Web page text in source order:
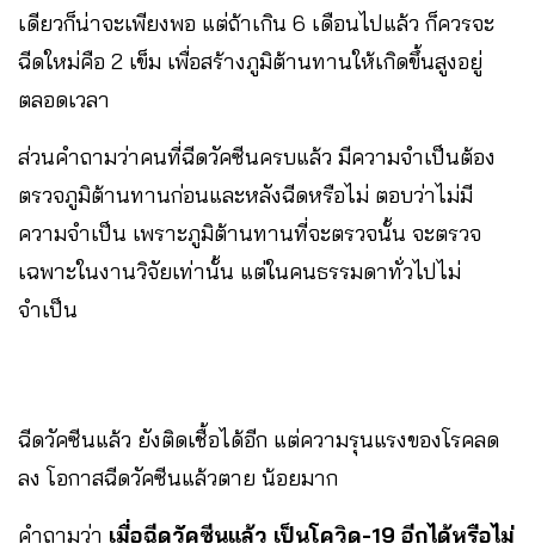
เดียวก็น่าจะเพียงพอ แต่ถ้าเกิน 6 เดือนไปแล้ว ก็ควรจะ
ฉีดใหม่คือ 2 เข็ม เพื่อสร้างภูมิต้านทานให้เกิดขึ้นสูงอยู่
ตลอดเวลา
ส่วนคำถามว่าคนที่ฉีดวัคซีนครบแล้ว มีความจำเป็นต้อง
ตรวจภูมิต้านทานก่อนและหลังฉีดหรือไม่ ตอบว่าไม่มี
ความจำเป็น เพราะภูมิต้านทานที่จะตรวจนั้น จะตรวจ
เฉพาะในงานวิจัยเท่านั้น แต่ในคนธรรมดาทั่วไปไม่
จำเป็น
ฉีดวัคซีนแล้ว ยังติดเชื้อได้อีก แต่ความรุนแรงของโรคลด
ลง โอกาสฉีดวัคซีนแล้วตาย น้อยมาก
คำถามว่า เมื่อฉีดวัคซีนแล้ว เป็นโควิด-19 อีกได้หรือไม่